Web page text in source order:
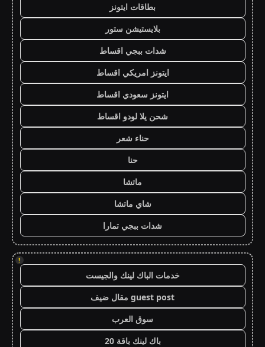
بطاقات ايتونز
بلايستيشن ستور
شدات ببجي اقساط
ايتونز امريكي اقساط
ايتونز سعودي اقساط
شحن يلا لودو اقساط
حناء شعر
حنا
ماتشا
شاي ماتشا
شدات ببجي تمارا
!
خدمات الباك لينك والجيست
guest post مقال ضيف
سوق العرب
باك لينك باقة 20